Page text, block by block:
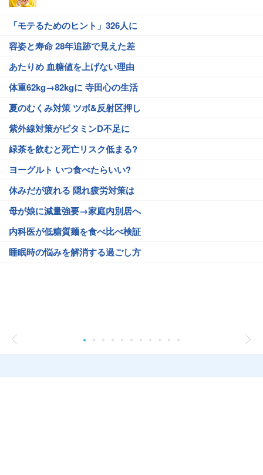
「モテるためのヒント」326人に
容姿と寿命 28年追跡で見えた差
あたりめ 血糖値を上げない理由
体重62kg→82kgに 寺田心の生活
夏のむくみ対策 ツボ&反射区押し
紫外線対策がビタミンD不足に
緑茶を飲むと死亡リスク低まる?
ヨーグルト いつ食べたらいい?
休みだが疲れる 隠れ疲労対策は
母が娘に減量強要→家庭内別居へ
内科医が低糖質麺を食べ比べ検証
睡眠時の悩みを解消する過ごし方